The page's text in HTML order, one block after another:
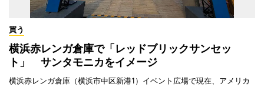
買う
横浜赤レンガ倉庫で「レッドブリックサンセッ
ト」 サンタモニカをイメージ
横浜赤レンガ倉庫（横浜市中区新港1）イベント広場で現在、アメリカ